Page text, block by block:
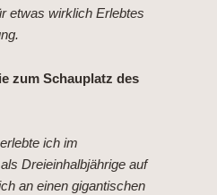
etwas wirklich Erlebtes
zum Schauplatz des
ich im
Dreieinhalbjährige auf
an einen gigantischen